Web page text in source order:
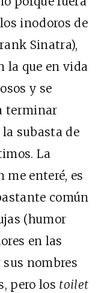
inodoros de
Sinatra),
la que en vida
y se
terminar
subasta de
La
me enteré, es
común
(humor
en las
nombres
pero los toilet